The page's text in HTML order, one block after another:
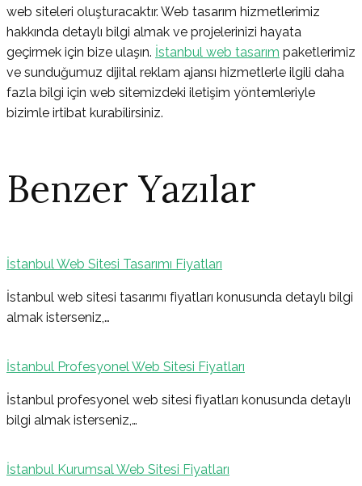
web siteleri oluşturacaktır. Web tasarım hizmetlerimiz
hakkında detaylı bilgi almak ve projelerinizi hayata
geçirmek için bize ulaşın. İstanbul web tasarım paketlerimiz
ve sunduğumuz dijital reklam ajansı hizmetlerle ilgili daha
fazla bilgi için web sitemizdeki iletişim yöntemleriyle
bizimle irtibat kurabilirsiniz.
Benzer Yazılar
İstanbul Web Sitesi Tasarımı Fiyatları
İstanbul web sitesi tasarımı fiyatları konusunda detaylı bilgi
almak isterseniz,…
İstanbul Profesyonel Web Sitesi Fiyatları
İstanbul profesyonel web sitesi fiyatları konusunda detaylı
bilgi almak isterseniz,…
İstanbul Kurumsal Web Sitesi Fiyatları
Yazı
gezinmesi